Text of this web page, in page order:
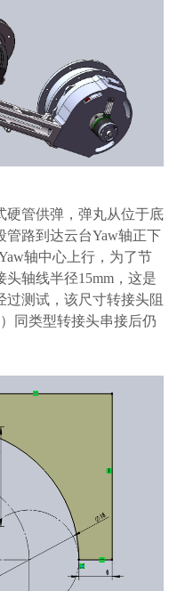
硬管供弹，弹丸从位于底
管路到达云台Yaw轴正下
轴中心上行，为了节
头轴线半径15mm ，这是
过测试，该尺寸转接头阻
同类型转接头串接后仍